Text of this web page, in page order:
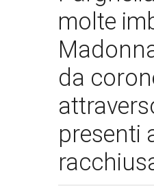
molte
da
presenti